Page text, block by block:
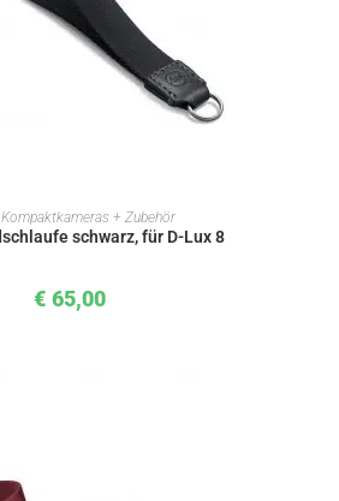
IN DEN WARENKORB+ Zubehör
schwarz, für D-Lux 8
€ 65,00